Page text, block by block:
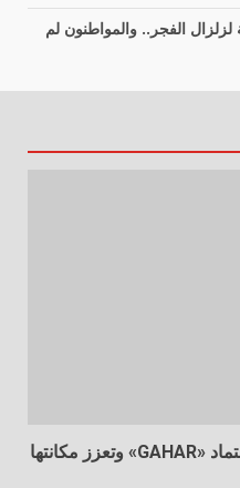
تابعة لزلزال الفجر.. والمواطنون لم
مستشفى مصر للطيران تجدد اعتماد «GAHAR» وتعزز مكانتها